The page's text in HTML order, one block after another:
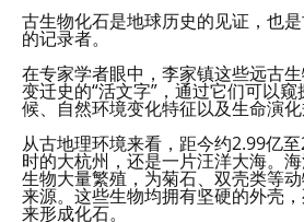
古生物化石是地球历史的见证，也
的记录者。
在专家学者眼中，李家镇这些远古
变迁史的“活文字”，通过它们可以
候、自然环境变化特征以及生命演化
从古地理环境来看，距今约2.99亿
时的大杭州，还是一片汪洋大海。
生物大量繁殖，为菊石、双壳类等
来源。这些生物均拥有坚硬的外壳
来形成化石。